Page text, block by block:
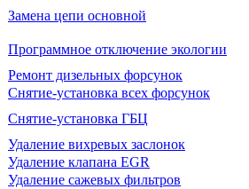
Замена цепи основной
Программное отключение экологии
Ремонт дизельных форсунок
Снятие-установка всех форсунок
Снятие-установка ГБЦ
Удаление вихревых заслонок
Удаление клапана EGR
Удаление сажевых фильтров